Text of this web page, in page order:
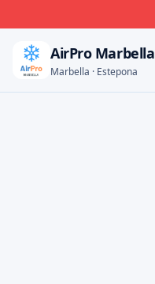
AirPro Marbella
Marbella · Estepona